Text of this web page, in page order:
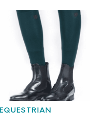
EQUESTRIAN